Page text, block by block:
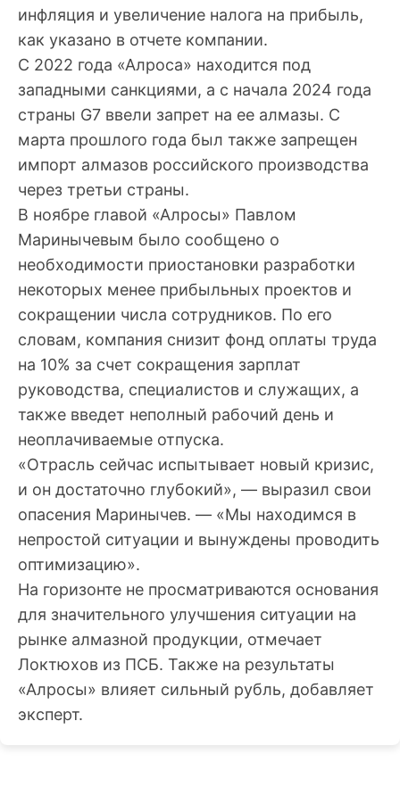
инфляция и увеличение налога на прибыль,
как указано в отчете компании.
С 2022 года «Алроса» находится под
западными санкциями, а с начала 2024 года
страны G7 ввели запрет на ее алмазы. С
марта прошлого года был также запрещен
импорт алмазов российского производства
через третьи страны.
В ноябре главой «Алросы» Павлом
Маринычевым было сообщено о
необходимости приостановки разработки
некоторых менее прибыльных проектов и
сокращении числа сотрудников. По его
словам, компания снизит фонд оплаты труда
на 10% за счет сокращения зарплат
руководства, специалистов и служащих, а
также введет неполный рабочий день и
неоплачиваемые отпуска.
«Отрасль сейчас испытывает новый кризис,
и он достаточно глубокий», — выразил свои
опасения Маринычев. — «Мы находимся в
непростой ситуации и вынуждены проводить
оптимизацию».
На горизонте не просматриваются основания
для значительного улучшения ситуации на
рынке алмазной продукции, отмечает
Локтюхов из ПСБ. Также на результаты
«Алросы» влияет сильный рубль, добавляет
эксперт.